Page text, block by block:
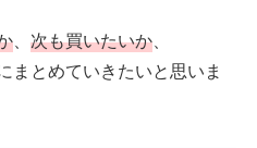
、 次も買いたいか、
まとめていきたいと思いま